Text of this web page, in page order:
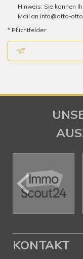
Hinweis: Sie können
Mail an info@otto-
* Pflichtfelder
KONTAKT